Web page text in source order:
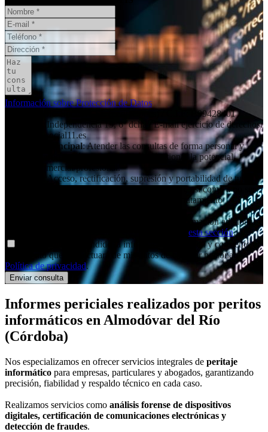
Información sobre Protección de Datos
: Social11 SL (peritaciones) / C.I.F: B99428401 /
Dirección: Independencia 19, 6º dcha / E-mail ejercicio de derechos:
contacto@social11.es
Finalidad principal: Atender las consultas de forma personal y
remitir la información que nos solicita. Gestionar la potencial
relación comercial/profesional.
: Acceso, rectificación, supresión y portabilidad de tus
datos, de limitación y oposición a su tratamiento, así como a no ser
objeto de decisiones basadas únicamente en el tratamiento
: Puedes consultar la información adicional y
esta sección.
Declaro haber entendido la información facilitada y consiento el
tratamiento que se efectuará de mis datos de carácter personal.
Política de privacidad.
Informes periciales realizados por peritos
informáticos en Almodóvar del Río
(Córdoba)
Nos especializamos en ofrecer servicios integrales de peritaje
informático para empresas, particulares y abogados, garantizando
precisión, fiabilidad y respaldo técnico en cada caso.
Realizamos servicios como análisis forense de dispositivos
digitales, certificación de comunicaciones electrónicas y
detección de fraudes.